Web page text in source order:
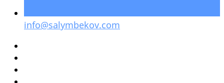
info@salymbekov.com